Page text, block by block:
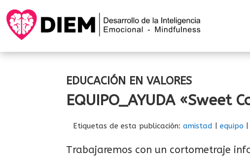
EDUCACIÓN EN VALORES
EQUIPO_AYUDA «Sweet
Etiquetas de esta publicación:amistad |equipo
Trabajaremos con un cortometraje